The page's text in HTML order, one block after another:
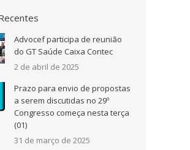
Advocef participa de reunião
do GT Saúde Caixa Contec
2 de abril de 2025
Prazo para envio de propostas
a serem discutidas no 29º
Congresso começa nesta terça
(01)
31 de março de 2025